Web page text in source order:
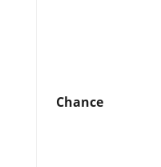
Chance